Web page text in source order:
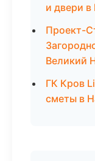
и двери
Проект-
Великий
ГК Кров
сметы в